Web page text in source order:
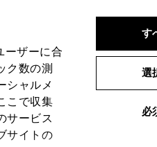
ザーに合
ク数の測
シャルメ
こで収集
サービス
サイトの
す
選
必